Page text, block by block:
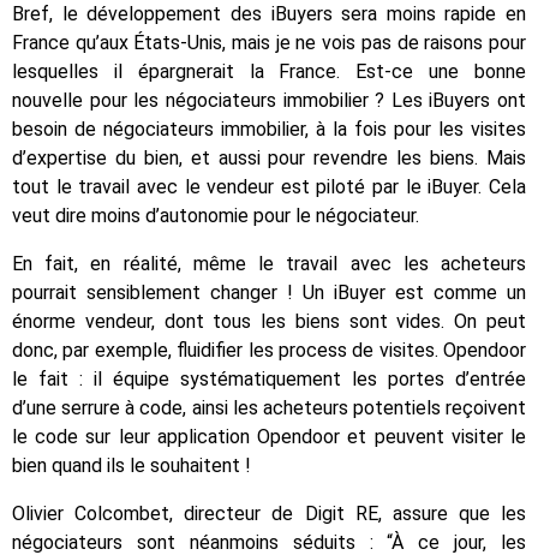
Bref, le développement des iBuyers sera moins rapide en
France qu’aux États-Unis, mais je ne vois pas de raisons pour
lesquelles il épargnerait la France. Est-ce une bonne
nouvelle pour les négociateurs immobilier ? Les iBuyers ont
besoin de négociateurs immobilier, à la fois pour les visites
d’expertise du bien, et aussi pour revendre les biens. Mais
tout le travail avec le vendeur est piloté par le iBuyer. Cela
veut dire moins d’autonomie pour le négociateur.
En fait, en réalité, même le travail avec les acheteurs
pourrait sensiblement changer ! Un iBuyer est comme un
énorme vendeur, dont tous les biens sont vides. On peut
donc, par exemple, fluidifier les process de visites. Opendoor
le fait : il équipe systématiquement les portes d’entrée
d’une serrure à code, ainsi les acheteurs potentiels reçoivent
le code sur leur application Opendoor et peuvent visiter le
bien quand ils le souhaitent !
Olivier Colcombet, directeur de Digit RE, assure que les
négociateurs sont néanmoins séduits : “À ce jour, les